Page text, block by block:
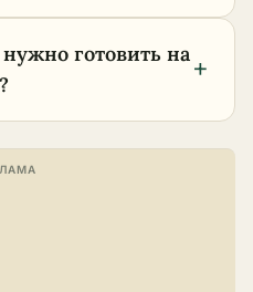
готовить на+